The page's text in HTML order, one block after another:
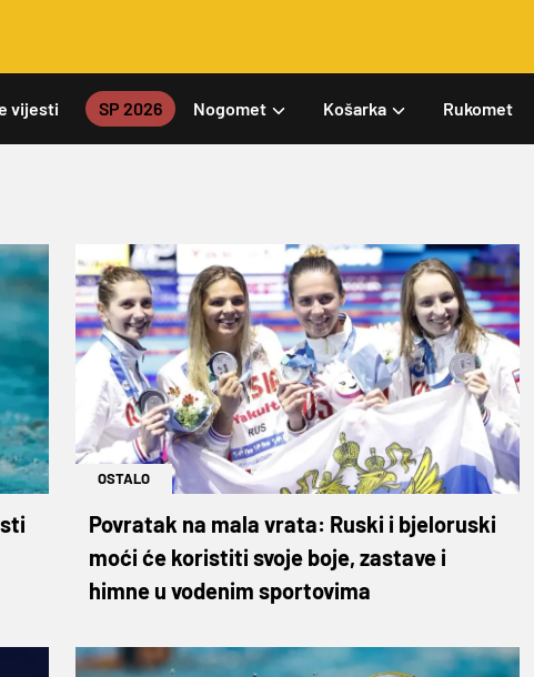
vijesti SP 2026 Nogomet Košarka Rukomet
OSTALO
Povratak na mala vrata: Ruski i bjeloruski
moći će koristiti svoje boje, zastave i
himne u vodenim sportovima